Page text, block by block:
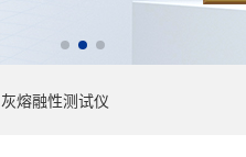
灰熔融性测试仪